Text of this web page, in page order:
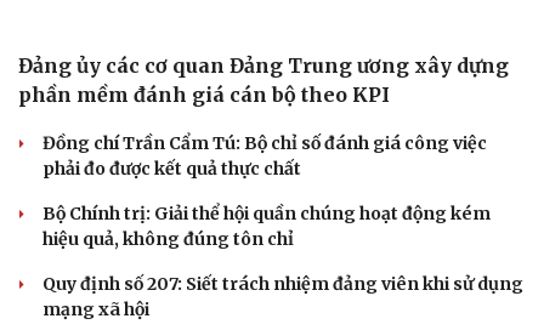
Cải chính
NHẬN DIỆN SỰ THẬT
chứng minh qua những số liệu cụ thể
Thực tiễn vận hành chính quyền ba cấp bác bỏ mọi luận
điệu xuyên tạc